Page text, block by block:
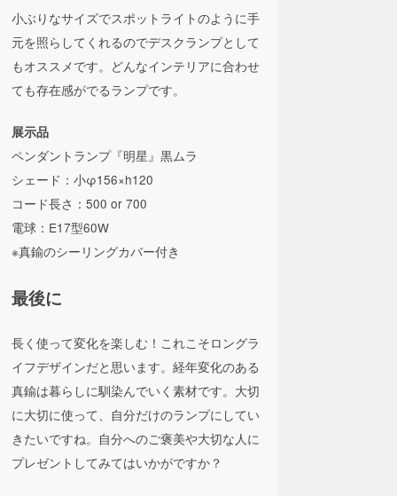
小ぶりなサイズでスポットライトのように手
元を照らしてくれるのでデスクランプとして
もオススメです。どんなインテリアに合わせ
ても存在感がでるランプです。
展示品
ペンダントランプ『明星』黒ムラ
シェード：小φ156×h120
コード長さ：500 or 700
電球：E17型60W
※真鍮のシーリングカバー付き
最後に
長く使って変化を楽しむ！これこそロングラ
イフデザインだと思います。経年変化のある
真鍮は暮らしに馴染んでいく素材です。大切
に大切に使って、自分だけのランプにしてい
きたいですね。自分へのご褒美や大切な人に
プレゼントしてみてはいかがですか？